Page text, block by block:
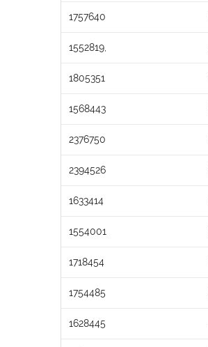
1757640
1552819,
1805351
1568443
2376750
2394526
1633414
1554001
1718454
1754485
1628445